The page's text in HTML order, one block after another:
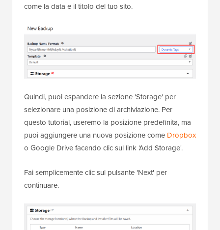
come la data e il titolo del tuo sito.
Quindi, puoi espandere la sezione 'Storage' per
selezionare una posizione di archiviazione. Per
questo tutorial, useremo la posizione predefinita, ma
puoi aggiungere una nuova posizione come Dropbox
o Google Drive facendo clic sul link 'Add Storage'.
Fai semplicemente clic sul pulsante 'Next' per
continuare.